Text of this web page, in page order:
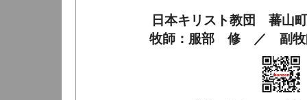
日本キリスト教団 蕃山
牧師：服部 修 ／ 副牧